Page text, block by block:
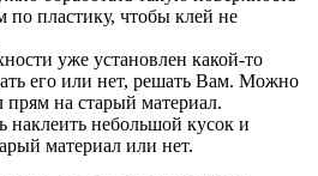
по пластику, чтобы клей не
уже установлен какой-то
его или нет, решать Вам. Можно
на старый материал.
наклеить небольшой кусок и
материал или нет.